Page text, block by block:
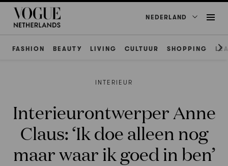
NEDERLAND
FASHION BEAUTY LIVING CULTUUR SHOPPING
INTERIEUR
Interieurontwerper Anne
Claus: ‘Ik doe alleen nog
maar waar ik goed in ben’